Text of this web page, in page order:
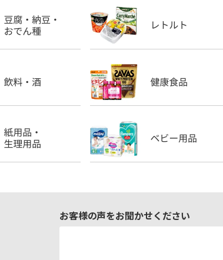
お客様の声をお聞かせください